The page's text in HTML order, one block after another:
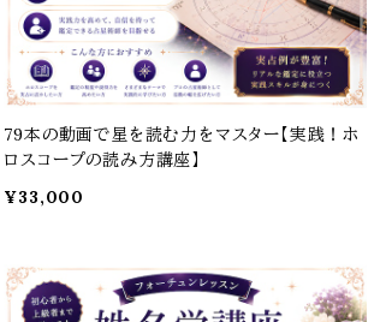
79本の動画で星を読む力をマスター【実践！ホ
ロスコープの読み方講座】
¥33,000